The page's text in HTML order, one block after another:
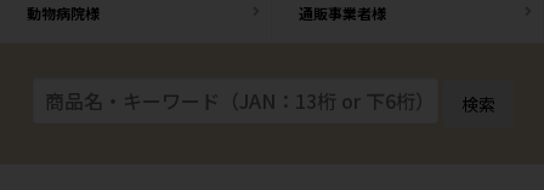
動物病院様 通販事業者様
検索